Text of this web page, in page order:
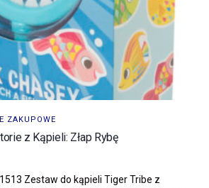
ZAKUPOWE
z Kąpieli: Złap Rybę
Zestaw do kąpieli Tiger Tribe z